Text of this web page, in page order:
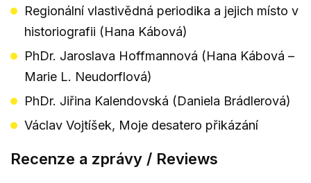
Regionální vlastivědná periodika a jejich místo v
historiografii (Hana Kábová)
PhDr. Jaroslava Hoffmannová (Hana Kábová –
Marie L. Neudorflová)
PhDr. Jiřina Kalendovská (Daniela Brádlerová)
Václav Vojtíšek, Moje desatero přikázání
Recenze a zprávy / Reviews